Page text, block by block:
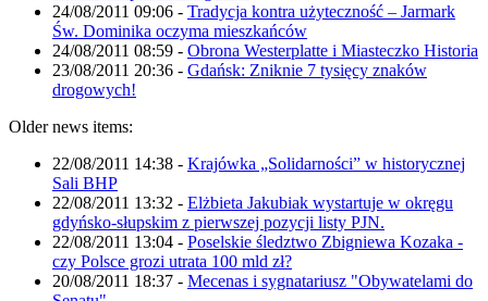
24/08/2011 09:06 - Tradycja kontra użyteczność – Jarmark
Św. Dominika oczyma mieszkańców
24/08/2011 08:59 - Obrona Westerplatte i Miasteczko Historia
23/08/2011 20:36 - Gdańsk: Zniknie 7 tysięcy znaków
drogowych!
Older news items:
22/08/2011 14:38 - Krajówka „Solidarności” w historycznej
Sali BHP
22/08/2011 13:32 - Elżbieta Jakubiak wystartuje w okręgu
gdyńsko-słupskim z pierwszej pozycji listy PJN.
22/08/2011 13:04 - Poselskie śledztwo Zbigniewa Kozaka -
czy Polsce grozi utrata 100 mld zł?
20/08/2011 18:37 - Mecenas i sygnatariusz "Obywatelami do